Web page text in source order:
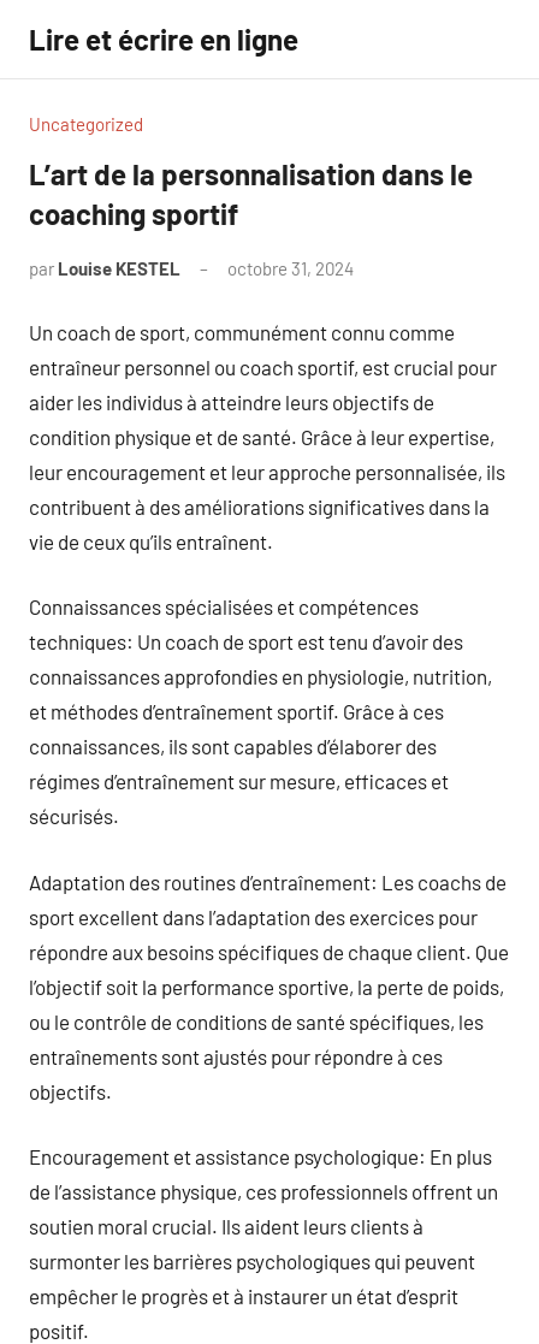
contenu
Lire et écrire en ligne
Uncategorized
L’art de la personnalisation dans le
coaching sportif
par Louise KESTEL octobre 31, 2024
Un coach de sport, communément connu comme
entraîneur personnel ou coach sportif, est crucial pour
aider les individus à atteindre leurs objectifs de
condition physique et de santé. Grâce à leur expertise,
leur encouragement et leur approche personnalisée, ils
contribuent à des améliorations significatives dans la
vie de ceux qu’ils entraînent.
Connaissances spécialisées et compétences
techniques: Un coach de sport est tenu d’avoir des
connaissances approfondies en physiologie, nutrition,
et méthodes d’entraînement sportif. Grâce à ces
connaissances, ils sont capables d’élaborer des
régimes d’entraînement sur mesure, efficaces et
sécurisés.
Adaptation des routines d’entraînement: Les coachs de
sport excellent dans l’adaptation des exercices pour
répondre aux besoins spécifiques de chaque client. Que
l’objectif soit la performance sportive, la perte de poids,
ou le contrôle de conditions de santé spécifiques, les
entraînements sont ajustés pour répondre à ces
objectifs.
Encouragement et assistance psychologique: En plus
de l’assistance physique, ces professionnels offrent un
soutien moral crucial. Ils aident leurs clients à
surmonter les barrières psychologiques qui peuvent
empêcher le progrès et à instaurer un état d’esprit
positif.